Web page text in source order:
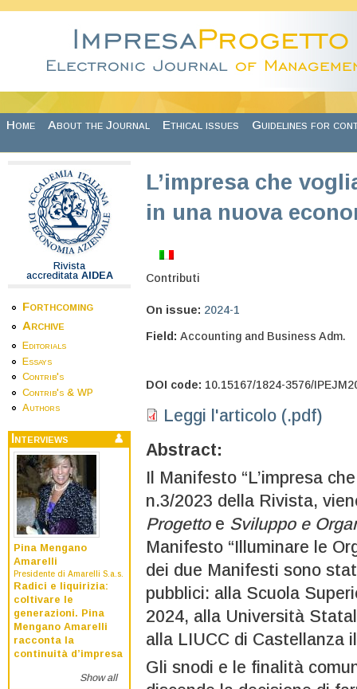
Home About the Journal Ethical issues Guidelines for
Rivista
accreditata AIDEA
Forthcoming
Archive
Editorials
Essays
Contrib's
Contrib's & WP
Authors
Interviews
Pina Mengano
Amarelli
Presidente di Amarelli S.a.s.
Radici e liquirizia:
coltivare le
generazioni. Pina
Mengano Amarelli
racconta la
continuità d’impresa
Show all
L’impresa che
in una nuova
Contributi
On issue: 2024-1
Field: Accounting and Business Adm.
DOI code: 10.15167/1824-3576/
Leggi l'articolo (.pdf)
Abstract:
Il Manifesto “L’impresa
n.3/2023 della Rivista,
Progetto e Sviluppo e
Manifesto “Illuminare le
dei due Manifesti sono
pubblici: alla Scuola
2024, alla Università
alla LIUCC di Castellanza
Gli snodi e le finalità